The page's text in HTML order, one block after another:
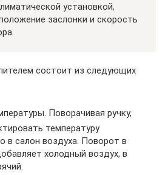
установкой,
заслонки и скорость
состоит из следующих
Поворачивая ручку,
температуру
в салон воздуха. Поворот в
холодный воздух, в